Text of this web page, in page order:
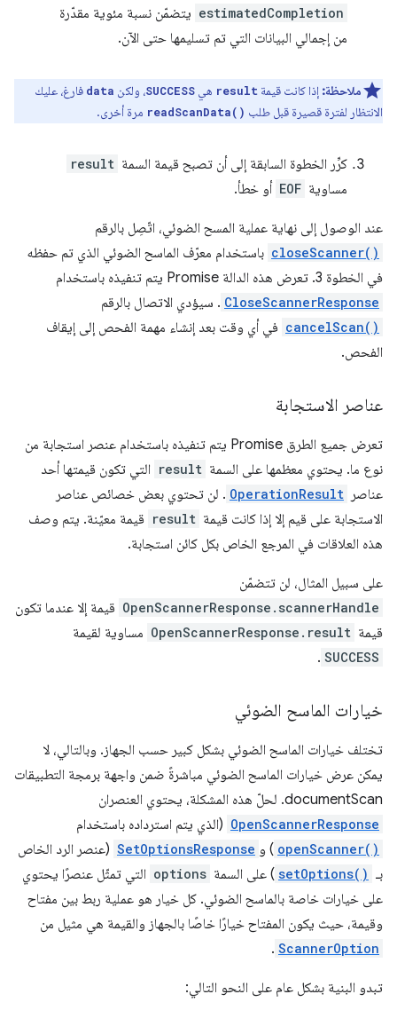
estimatedCompletion يتضمّن نسبة مئوية مقدّرة
من إجمالي البيانات التي تم تسليمها حتى الآن.
ملاحظة: إذا كانت قيمة result هي SUCCESS، ولكن data فارغ، عليك
الانتظار لفترة قصيرة قبل طلب readScanData() مرة أخرى.
كرِّر الخطوة السابقة إلى أن تصبح قيمة السمة result
مساوية EOF أو خطأ.
عند الوصول إلى نهاية عملية المسح الضوئي، اتّصِل بالرقم
closeScanner() باستخدام معرّف الماسح الضوئي الذي تم حفظه
في الخطوة 3. تعرض هذه الدالة Promise يتم تنفيذه باستخدام
CloseScannerResponse . سيؤدي الاتصال بالرقم
cancelScan() في أي وقت بعد إنشاء مهمة الفحص إلى إيقاف
الفحص.
عناصر الاستجابة
تعرض جميع الطرق Promise يتم تنفيذه باستخدام عنصر استجابة من
نوع ما. يحتوي معظمها على السمة result التي تكون قيمتها أحد
عناصر OperationResult . لن تحتوي بعض خصائص عناصر
الاستجابة على قيم إلا إذا كانت قيمة result قيمة معيّنة. يتم وصف
هذه العلاقات في المرجع الخاص بكل كائن استجابة.
على سبيل المثال، لن تتضمّن
OpenScannerResponse.scannerHandle قيمة إلا عندما تكون
قيمة OpenScannerResponse.result مساوية لقيمة
SUCCESS
.
خيارات الماسح الضوئي
تختلف خيارات الماسح الضوئي بشكل كبير حسب الجهاز. وبالتالي، لا
يمكن عرض خيارات الماسح الضوئي مباشرةً ضمن واجهة برمجة التطبيقات
documentScan. لحلّ هذه المشكلة، يحتوي العنصران
OpenScannerResponse (الذي يتم استرداده باستخدام
openScanner() ) و SetOptionsResponse (عنصر الرد الخاص
بـ setOptions() ) على السمة options التي تمثّل عنصرًا يحتوي
على خيارات خاصة بالماسح الضوئي. كل خيار هو عملية ربط بين مفتاح
وقيمة، حيث يكون المفتاح خيارًا خاصًا بالجهاز والقيمة هي مثيل من
ScannerOption
.
تبدو البنية بشكل عام على النحو التالي: